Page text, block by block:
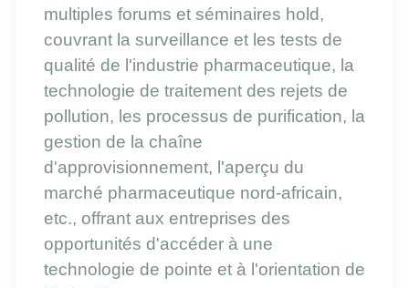
multiples forums et séminaires ho ld,
couvrant la surveillance et les tests de
qualité de l'industrie pharmaceutique, la
technologie de traitement des rejets de
pollution, les processus de purification, la
gestion de la chaîne
d'approvisionnement, l'aperçu du
marché pharmaceutique nord-africain,
etc., offrant aux entreprises des
opportunités d'accéder à une
technologie de pointe et à l'orientation de